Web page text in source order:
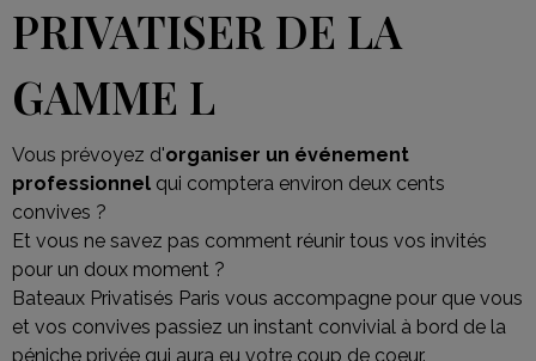
PRIVATISER DE LA
GAMME L
Vous prévoyez d'organiser un événement
professionnel qui comptera environ deux cents
convives ?
Et vous ne savez pas comment réunir tous vos invités
pour un doux moment ?
Bateaux Privatisés Paris vous accompagne pour que vous
et vos convives passiez un instant convivial à bord de la
péniche privée qui aura eu votre coup de coeur.